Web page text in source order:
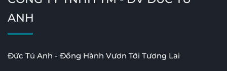
ANH
Đức Tú Anh - Đồng Hành Vươn Tới Tương Lai